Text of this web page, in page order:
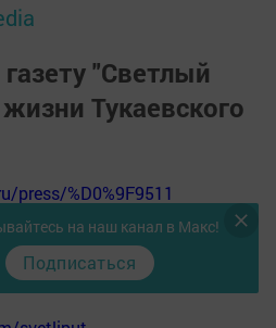
"Светлый
Тукаевского
press/%D0%9F9511
в наших
на наш канал в Макс!
Подписаться